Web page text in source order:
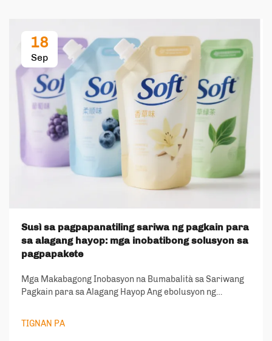
18
Sep
Susì sa pagpapanatiling sariwa ng pagkain para
sa alagang hayop: mga inobatibong solusyon sa
pagpapakete
Mga Makabagong Inobasyon na Bumabalità sa Sariwang
Pagkain para sa Alagang Hayop Ang ebolusyon ng
na nagbago sa nakaraang sampung taon, kung saan
TIGNAN PA